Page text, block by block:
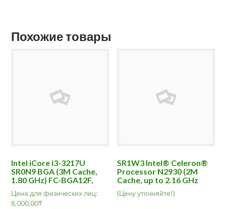
Похожие товары
Intel iCore i3-3217U
SR0N9 BGA (3M Cache,
1.80 GHz) FC-BGA12F,
Цена для физических лиц:
8,000.00₸
SR1W3 Intel® Celeron®
Processor N2930 (2M
Cache, up to 2.16 GHz
(Цену уточняйте!)